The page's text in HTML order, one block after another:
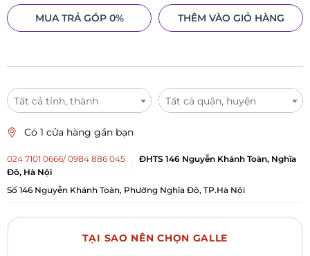
MUA TRẢ GÓP 0% THÊM VÀO GIỎ HÀNG
Tất cả tỉnh, thành Tất cả quận, huyện
Có 1 cửa hàng gần bạn
024 7101 0666/ 0984 886 045
ĐHTS 146 Nguyễn Khánh Toàn, Nghĩa
Đô, Hà Nội
Số 146 Nguyễn Khánh Toàn, Phường Nghĩa Đô, TP.Hà Nội
TẠI SAO NÊN CHỌN GALLE